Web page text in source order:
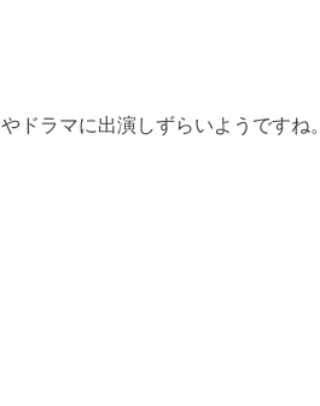
ドラマに出演しずらいようですね。